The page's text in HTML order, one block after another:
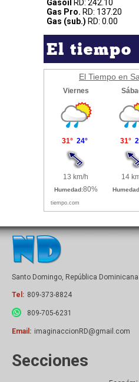
Gasoil
RD: 242.10
Gas Pro. RD: 137.20
Gas (sub.) RD: 0.00
El tiempo
El Tiempo en
Santo Domingo, República Dominicana
Tel: 809-373-8824
809-705-6231
Email: imaginaccionRD@gmail.com
Secciones